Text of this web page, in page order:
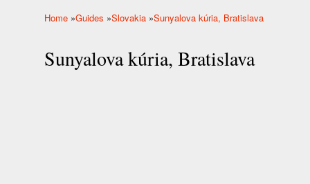
Home »Guides »Slovakia »Sunyalova kúria, Bratislava
Sunyalova kúria, Bratislava